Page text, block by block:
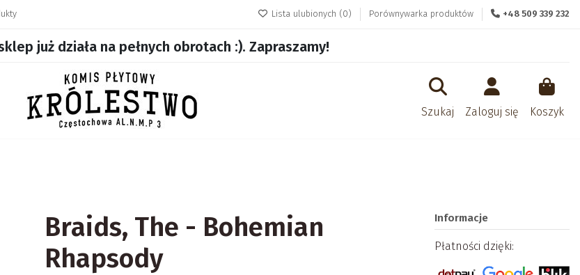
Lista ulubionych (0) Porównywarka produktów +48 509 339 232
już działa na pełnych obrotach :). Zapraszamy!
Szukaj
Zaloguj się Koszyk
Braids, The - Bohemian
Rhapsody
Informacje
Płatności dzięki: